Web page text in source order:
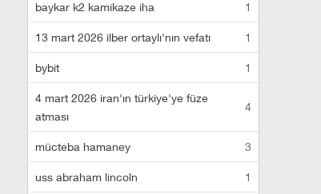
baykar k2 kamikaze iha 1
13 mart 2026 ilber ortaylı'nın vefatı 1
bybit 1
4 mart 2026 iran'ın türkiye'ye füze
atması
4
mücteba hamaney 3
uss abraham lincoln 1